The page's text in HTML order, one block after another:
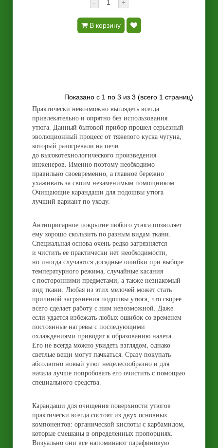
- +
В корзину
Показано с 1 по 3 из 3 (всего 1 страниц)
Практически невозможно выглядеть всегда
привлекательно и опрятно без использования
утюга. Данный бытовой прибор прошел серьезный
эволюционный процесс от тяжелого куска чугуна,
который разогревали на печи
до высокотехнологического произведения
инженеров. Именно поэтому необходимо
правильно своевременно, а главное бережно
ухаживать за своим незаменимым помощником.
Очищающие карандаши для подошвы утюга
лучший вариант по уходу.
Антипригарное покрытие любого утюга позволяет
ему хорошо скользить по разным видам ткани.
Специальная основа очень редко загрязняется
и чистить ее практически нет необходимости,
но иногда случаются досадные ошибки при выборе
температурного режима, случайные касания
с посторонними предметами, а также незнакомый
вид ткани. Любая из этих мелочей может стать
причиной загрязнения подошвы утюга, что скорее
всего сделает работу с ним невозможной. Даже
если удается избежать любых ошибок со временем
постоянные нагревы с последующими
охлаждениями приводят к образованию налета.
Его не всегда можно увидеть взглядом, однако
светлые вещи могут пачкаться. Сразу покупать
абсолютно новый утюг нецелесообразно и для
начала лучше попробовать его очистить с помощью
специального средства.
Карандаши для очищения поверхности утюгов
практически всегда состоят из двух основных
компонентов: органической кислоты с карбамидом,
которые смешаны в определенных пропорциях.
Визуально они все напоминают парафиновую